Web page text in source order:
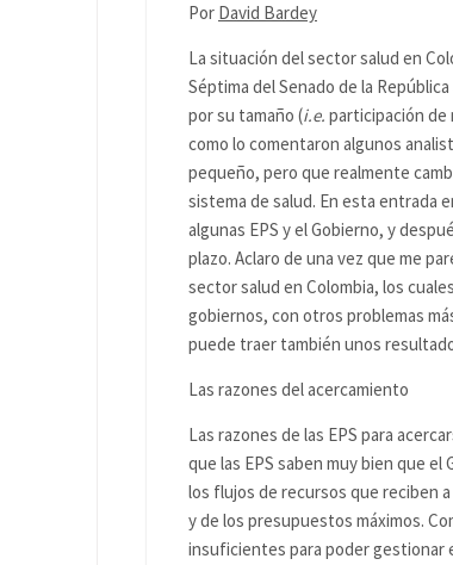
Por David Bardey
La situación del sector salud en
Séptima del Senado de la
por su tamaño (i.e. participación de
como lo comentaron algunos
pequeño, pero que realmente
sistema de salud. En esta entrada
algunas EPS y el Gobierno, y
plazo. Aclaro de una vez que me
sector salud en Colombia, los
gobiernos, con otros problemas
puede traer también unos
Las razones del acercamiento
Las razones de las EPS para
que las EPS saben muy bien que
los flujos de recursos que reciben
y de los presupuestos máximos.
insuficientes para poder gestionar